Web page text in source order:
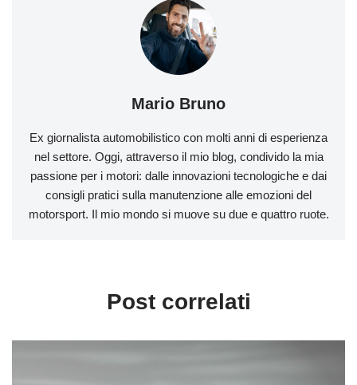
Mario Bruno
Ex giornalista automobilistico con molti anni di esperienza
nel settore. Oggi, attraverso il mio blog, condivido la mia
passione per i motori: dalle innovazioni tecnologiche e dai
consigli pratici sulla manutenzione alle emozioni del
motorsport. Il mio mondo si muove su due e quattro ruote.
Post correlati